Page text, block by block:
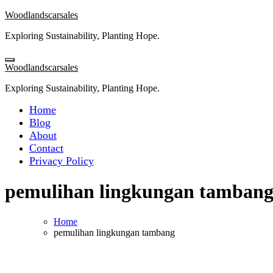
Skip
content
Woodlandscarsales
Exploring Sustainability, Planting Hope.
Woodlandscarsales
Exploring Sustainability, Planting Hope.
Home
Blog
About
Contact
Privacy Policy
pemulihan lingkungan tambang
Home
pemulihan lingkungan tambang